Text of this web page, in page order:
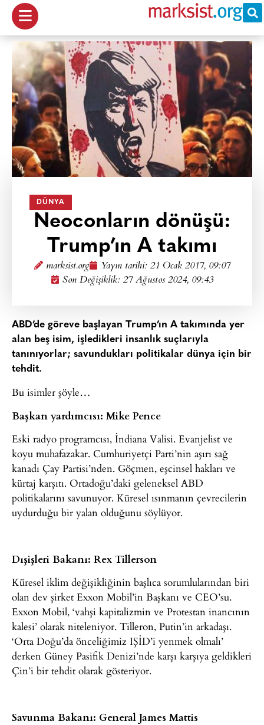
DÜNYA
Neoconların dönüşü:
Trump’ın A takımı
marksist.org Yayın tarihi: 21 Ocak 2017, 09:07
Son Değişiklik: 27 Ağustos 2024, 09:43
ABD’de göreve başlayan Trump’ın A takımında yer
alan beş isim, işledikleri insanlık suçlarıyla
tanınıyorlar; savundukları politikalar dünya için bir
tehdit.
Bu isimler şöyle…
Başkan yardımcısı: Mike Pence
Eski radyo programcısı, İndiana Valisi. Evanjelist ve
koyu muhafazakar. Cumhuriyetçi Parti’nin aşırı sağ
kanadı Çay Partisi’nden. Göçmen, eşcinsel hakları ve
kürtaj karşıtı. Ortadoğu’daki geleneksel ABD
politikalarını savunuyor. Küresel ısınmanın çevrecilerin
uydurduğu bir yalan olduğunu söylüyor.
Dışişleri Bakanı: Rex Tillerson
Küresel iklim değişikliğinin başlıca sorumlularından biri
olan dev şirket Exxon Mobil’in Başkanı ve CEO’su.
Exxon Mobil, ‘vahşi kapitalizmin ve Protestan inancının
kalesi’ olarak niteleniyor. Tilleron, Putin’in arkadaşı.
‘Orta Doğu’da önceliğimiz IŞİD’i yenmek olmalı’
derken Güney Pasifik Denizi’nde karşı karşıya geldikleri
Çin’i bir tehdit olarak gösteriyor.
Savunma Bakanı: General James Mattis